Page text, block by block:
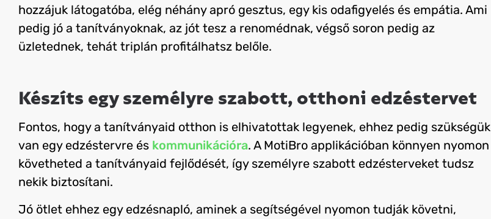
hozzájuk látogatóba, elég néhány apró gesztus, egy kis odafigyelés és empátia. Ami
pedig jó a tanítványoknak, az jót tesz a renomédnak, végső soron pedig az
üzletednek, tehát triplán profitálhatsz belőle.
Készíts egy személyre szabott, otthoni edzéstervet
Fontos, hogy a tanítványaid otthon is elhivatottak legyenek, ehhez pedig szükségük
van egy edzéstervre és kommunikációra. A MotiBro applikációban könnyen nyomon
követheted a tanítványaid fejlődését, így személyre szabott edzésterveket tudsz
nekik biztosítani.
Jó ötlet ehhez egy edzésnapló, aminek a segítségével nyomon tudják követni,